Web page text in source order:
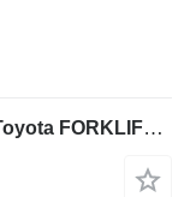
Maximus NCP2062 Motorkühler für Toyota FORKLIFT Gas-Gabelstapler